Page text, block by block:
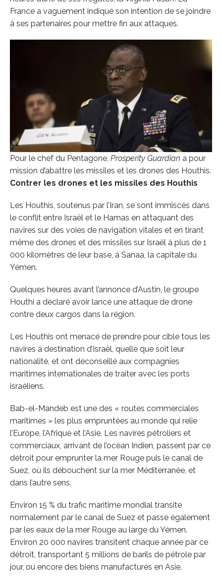
France a vaguement indiqué son intention de se joindre
à ses partenaires pour mettre fin aux attaques.
Pour le chef du Pentagone, Prosperity Guardian a pour
mission d’abattre les missiles et les drones des Houthis.
Contrer les drones et les missiles des Houthis
Les Houthis, soutenus par l’Iran, se sont immiscés dans
le conflit entre Israël et le Hamas en attaquant des
navires sur des voies de navigation vitales et en tirant
même des drones et des missiles sur Israël à plus de 1
000 kilomètres de leur base, à Sanaa, la capitale du
Yémen.
Quelques heures avant l’annonce d’Austin, le groupe
Houthi a déclaré avoir lancé une attaque de drone
contre deux cargos dans la région.
Les Houthis ont menacé de prendre pour cible tous les
navires à destination d’Israël, quelle que soit leur
nationalité, et ont déconseillé aux compagnies
maritimes internationales de traiter avec les ports
israéliens.
Bab-el-Mandeb est une des « routes commerciales
maritimes » les plus empruntées au monde qui relie
l’Europe, l’Afrique et l’Asie. Les navires pétroliers et
commerciaux, arrivant de l’océan Indien, passent par ce
détroit pour emprunter la mer Rouge puis le canal de
Suez, où ils débouchent sur la mer Méditerranée, et
dans l’autre sens.
Environ 15 % du trafic maritime mondial transite
normalement par le canal de Suez et passe également
par les eaux de la mer Rouge au large du Yémen.
Environ 20 000 navires transitent chaque année par ce
détroit, transportant 5 millions de barils de pétrole par
jour, ou encore des biens manufacturés en Asie.